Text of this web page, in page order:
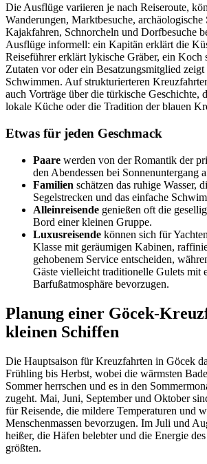
Die Ausflüge variieren je nach Reiseroute,
Wanderungen, Marktbesuche, archäologische
Kajakfahren, Schnorcheln und Dorfbesuche
Ausflüge informell: ein Kapitän erklärt die
Reiseführer erklärt lykische Gräber, ein Koch
Zutaten vor oder ein Besatzungsmitglied zeigt
Schwimmen. Auf strukturierteren
auch Vorträge über die türkische Geschichte,
lokale Küche oder die Tradition der blauen
Etwas für jeden Geschmack
Paare werden von der Romantik der
den Abendessen bei Sonnenuntergang
Familien schätzen das ruhige Wasser,
Segelstrecken und das einfache
Alleinreisende genießen oft die
Bord einer kleinen Gruppe.
Luxusreisende können sich für
Klasse mit geräumigen Kabinen,
gehobenem Service entscheiden,
Gäste vielleicht traditionelle Gulets mit
Barfußatmosphäre bevorzugen.
Planung einer Göcek-
kleinen Schiffen
Die Hauptsaison für Kreuzfahrten in Göcek
Frühling bis Herbst, wobei die wärmsten
Sommer herrschen und es in den
zugeht. Mai, Juni, September und Oktober
für Reisende, die mildere Temperaturen und
Menschenmassen bevorzugen. Im Juli und
heißer, die Häfen belebter und die Energie
größten.